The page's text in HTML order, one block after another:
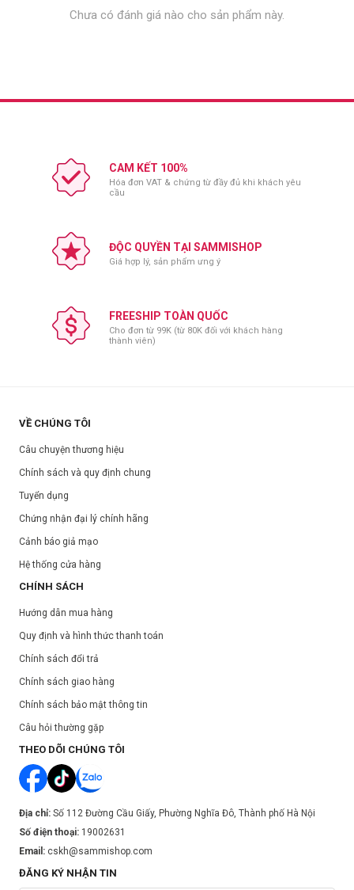
#Bông mút vát xéo màu đen.
Công dụng:
Bông mút trang điểm với chất liệu bông xốp, mềm mại, độ đàn hồi
cao giúp tán đều lớp nền trên gương mặt; cho lớp nền đều màu,
mịn mượt.
Chưa có đánh giá nào cho sản phẩm này.
CAM KẾT 100%
Hóa đơn VAT & chứng từ đầy đủ khi khách yêu
cầu
ĐỘC QUYỀN TẠI SAMMISHOP
Giá hợp lý, sản phẩm ưng ý
FREESHIP TOÀN QUỐC
Cho đơn từ 99K (từ 80K đối với khách hàng
thành viên)
VỀ CHÚNG TÔI
Câu chuyện thương hiệu
Chính sách và quy định chung
Tuyển dụng
Chứng nhận đại lý chính hãng
Cảnh báo giả mạo
Hệ thống cửa hàng
CHÍNH SÁCH
Hướng dẫn mua hàng
Quy định và hình thức thanh toán
Chính sách đổi trả
Chính sách giao hàng
Chính sách bảo mật thông tin
Câu hỏi thường gặp
THEO DÕI CHÚNG TÔI
Địa chỉ: Số 112 Đường Cầu Giấy, Phường Nghĩa Đô, Thành phố Hà Nội
Số điện thoại: 19002631
Email: cskh@sammishop.com
ĐĂNG KÝ NHẬN TIN